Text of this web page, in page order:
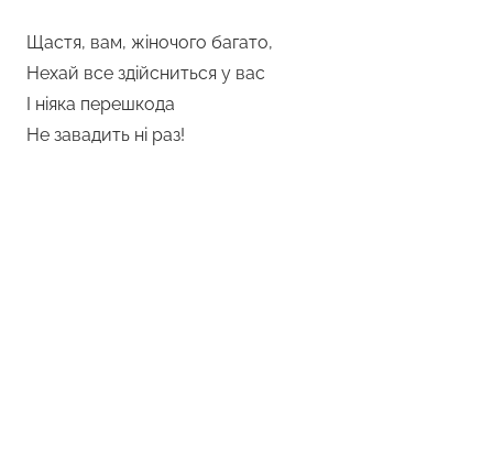
Щастя, вам, жіночого багато,
Нехай все здійсниться у вас
І ніяка перешкода
Не завадить ні раз!